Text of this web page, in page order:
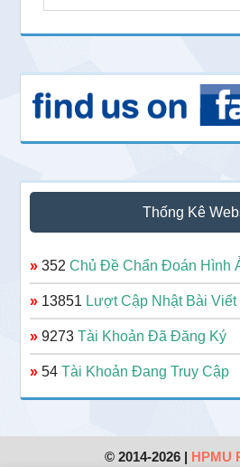
Thống Kê
» 352Chủ Đề Chẩn Đoán Hình
» 13851 Lượt Cập Nhật Bài Viết
» 9273Tài Khoản Đã Đăng Ký
» 54Tài Khoản Đang Truy Cập
© 2014-2026 | HPMU